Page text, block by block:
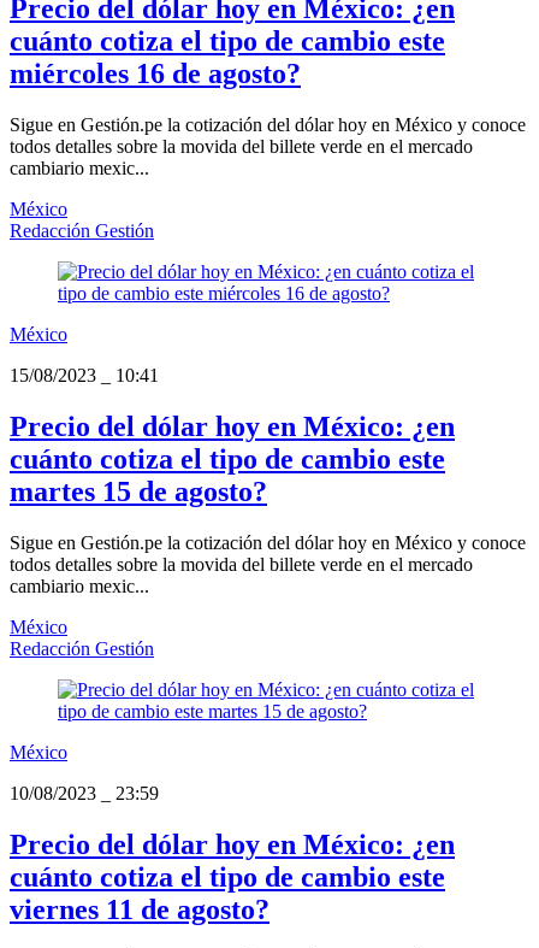
Precio del dólar hoy en México: ¿en
cuánto cotiza el tipo de cambio este
miércoles 16 de agosto?
Sigue en Gestión.pe la cotización del dólar hoy en México y conoce
todos detalles sobre la movida del billete verde en el mercado
cambiario mexic...
México
Redacción Gestión
México
15/08/2023
10:41
Precio del dólar hoy en México: ¿en
cuánto cotiza el tipo de cambio este
martes 15 de agosto?
Sigue en Gestión.pe la cotización del dólar hoy en México y conoce
todos detalles sobre la movida del billete verde en el mercado
cambiario mexic...
México
Redacción Gestión
México
10/08/2023
23:59
Precio del dólar hoy en México: ¿en
cuánto cotiza el tipo de cambio este
viernes 11 de agosto?